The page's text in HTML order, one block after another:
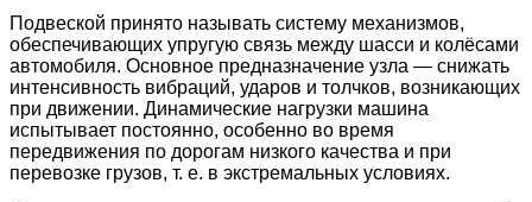
Подвеской принято называть систему механизмов,
обеспечивающих упругую связь между шасси и колёсами
автомобиля. Основное предназначение узла — снижать
интенсивность вибраций, ударов и толчков, возникающих
при движении. Динамические нагрузки машина
испытывает постоянно, особенно во время
передвижения по дорогам низкого качества и при
перевозке грузов, т. е. в экстремальных условиях.